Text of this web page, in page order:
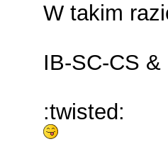
W takim
IB-SC-CS
:twisted: